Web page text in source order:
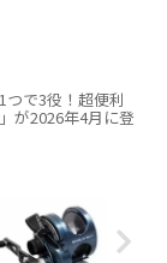
つで3役！超便利
が2026年4月に登